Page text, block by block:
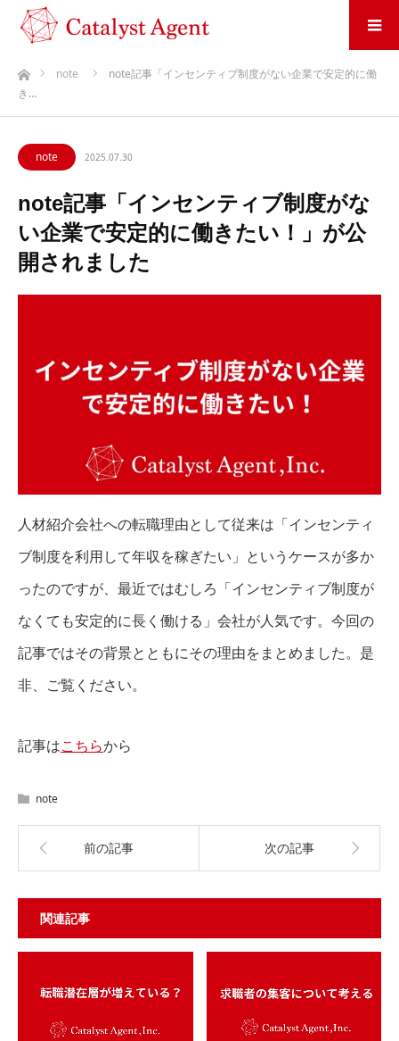
ホームnote
note記事「インセンティブ制度がない企業で安定的に働
き…
note 2025.07.30
note記事「インセンティブ制度がな
い企業で安定的に働きたい！」が公
開されました
人材紹介会社への転職理由として従来は「インセンティ
ブ制度を利用して年収を稼ぎたい」というケースが多か
ったのですが、最近ではむしろ「インセンティブ制度が
なくても安定的に長く働ける」会社が人気です。今回の
記事ではその背景とともにその理由をまとめました。是
非、ご覧ください。
記事はこちらから
note
前の記事 次の記事
関連記事